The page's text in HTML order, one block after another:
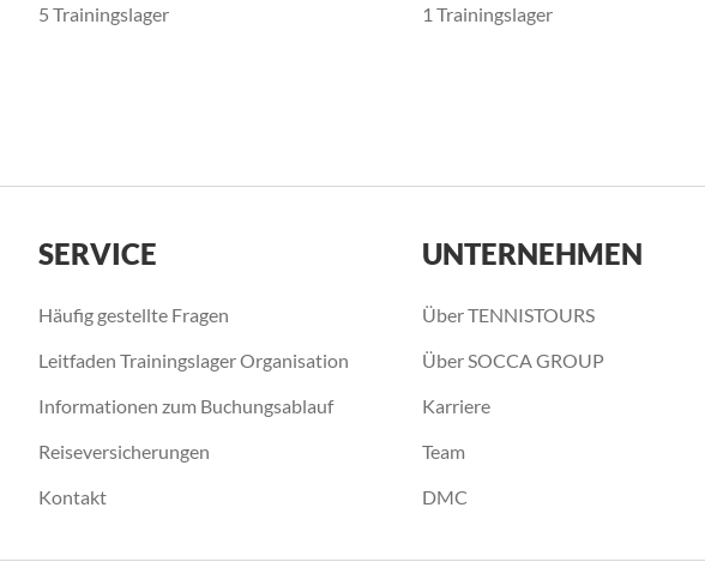
5 Trainingslager 1 Trainingslager
SERVICE
Häufig gestellte Fragen
Leitfaden Trainingslager Organisation
Informationen zum Buchungsablauf
Reiseversicherungen
Kontakt
UNTERNEHMEN
Über TENNISTOURS
Über SOCCA GROUP
Karriere
Team
DMC